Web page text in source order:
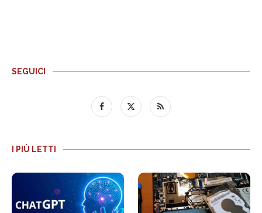
SEGUICI
I PIÙ LETTI